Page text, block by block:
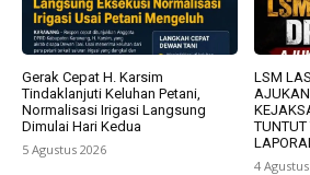
Gerak Cepat H. Karsim
Tindaklanjuti Keluhan Petani,
Normalisasi Irigasi Langsung
Dimulai Hari Kedua
5 Agustus 2026
LSM
4